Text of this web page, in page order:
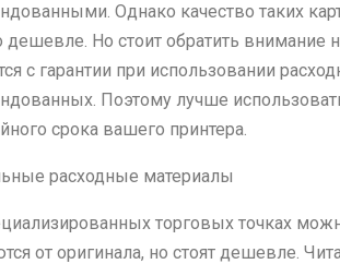
Однако качество таких
дешевле. Но стоит обратить внимание
с гарантии при использовании
Поэтому лучше
срока вашего принтера.
расходные материалы
торговых точках
от оригинала, но стоят дешевле.